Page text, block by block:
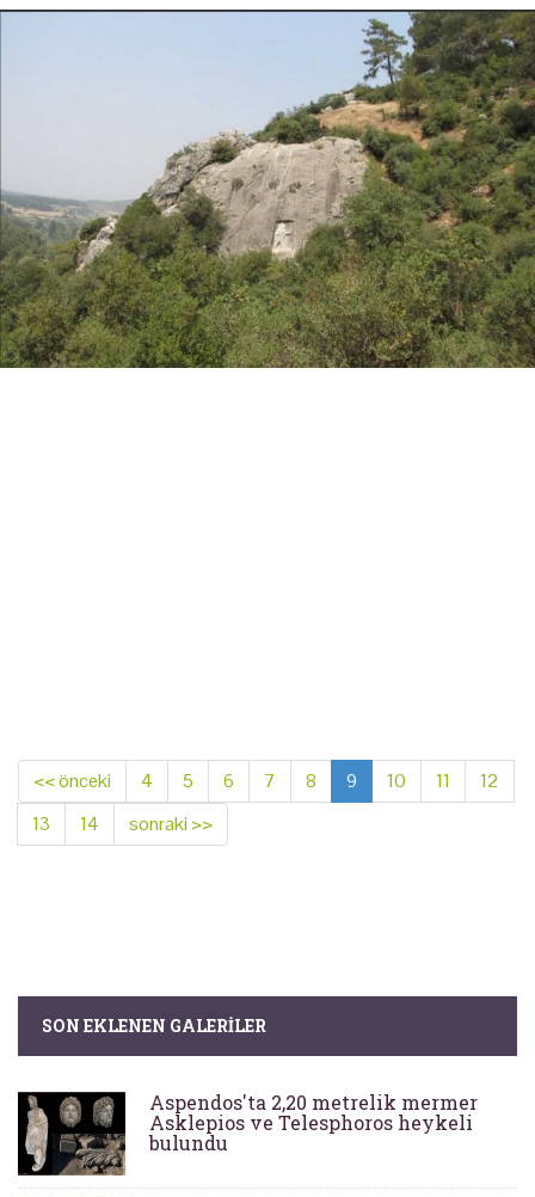
<< önceki 4 5 6 7 8 9 10 11
12
13
14 sonraki >>
SON EKLENEN GALERILER
Aspendos'ta 2,20 metrelik mermer
Asklepios ve Telesphoros heykeli
bulundu